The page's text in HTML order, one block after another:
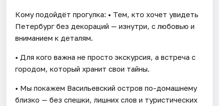
Кому подойдёт прогулка: • Тем, кто хочет увидеть
Петербург без декораций — изнутри, с любовью и
вниманием к деталям.
• Для кого важна не просто экскурсия, а встреча с
городом, который хранит свои тайны.
• Мы покажем Васильевский остров по-домашнему
близко — без спешки, лишних слов и туристических